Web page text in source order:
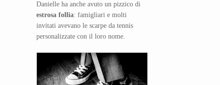
Danielle ha anche avuto un pizzico di
estrosa follia: famigliari e molti
invitati avevano le scarpe da tennis
personalizzate con il loro nome.